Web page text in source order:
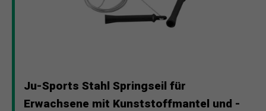
Ju-Sports Stahl Springseil für
Erwachsene mit Kunststoffmantel und -